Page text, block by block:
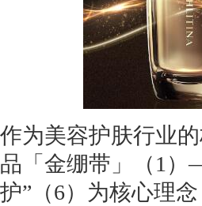
作为美容护肤行业
品「金绷带」（1
护”（6）为核心理